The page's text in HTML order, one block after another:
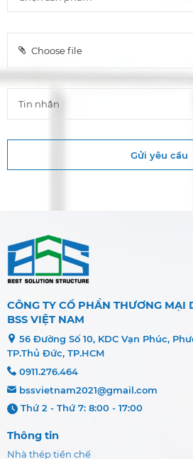
Choose file
Gửi yêu cầu
CÔNG TY CỔ PHẦN THƯƠNG MẠI
BSS VIỆT NAM
56 Đường Số 10, KDC Vạn Phúc,
TP.Thủ Đức, TP.HCM
0911.276.464
bssvietnam2021@gmail.com
Thứ 2 - Thứ 7: 8:00 - 17:00
Thông tin
Nhà thép tiền chế